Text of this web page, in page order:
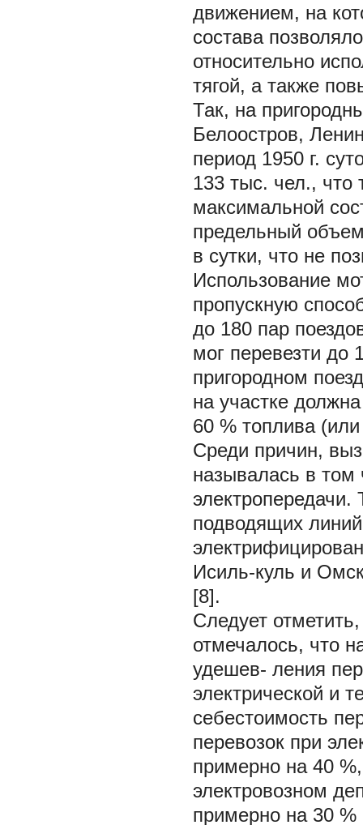
движением, на
состава
относительно
тягой, а также
Так, на
Белоостров,
период 1950 г.
133 тыс. чел., что
максимальной
предельный
в сутки, что не
Использование
пропускную
до 180 пар
мог перевезти до
пригородном
на участке
60 % топлива
Среди причин,
называлась в том
электропередачи.
подводящих
Исиль-куль и
[8].
Следует
отмечалось, что
удешев- ления
электрической и
себестоимость
перевозок при
примерно на 40
электровозном
примерно на 30